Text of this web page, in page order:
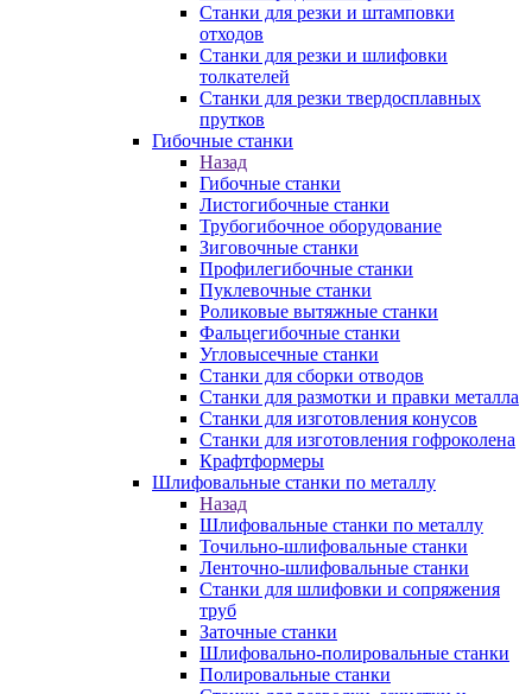
Станки для резки и штамповки
отходов
Станки для резки и шлифовки
толкателей
Станки для резки твердосплавных
прутков
Гибочные станки
Назад
Гибочные станки
Листогибочные станки
Трубогибочное оборудование
Зиговочные станки
Профилегибочные станки
Пуклевочные станки
Роликовые вытяжные станки
Фальцегибочные станки
Угловысечные станки
Станки для сборки отводов
Станки для размотки и правки металла
Станки для изготовления конусов
Станки для изготовления гофроколена
Крафтформеры
Шлифовальные станки по металлу
Назад
Шлифовальные станки по металлу
Точильно-шлифовальные станки
Ленточно-шлифовальные станки
Станки для шлифовки и сопряжения
труб
Заточные станки
Шлифовально-полировальные станки
Полировальные станки